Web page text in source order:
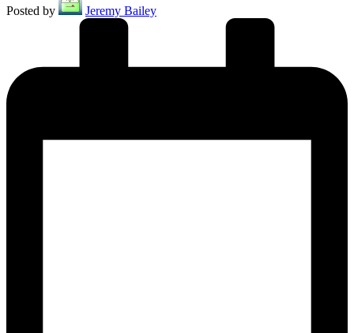
Posted by Jeremy Bailey